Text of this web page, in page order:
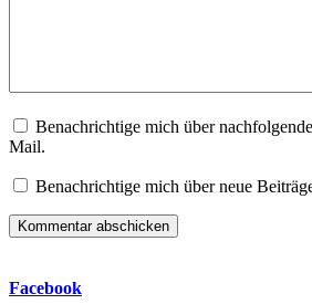
Benachrichtige mich über
Mail.
Benachrichtige mich über neue
Facebook